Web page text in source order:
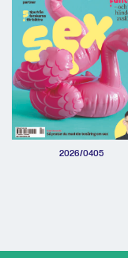
2026/0405